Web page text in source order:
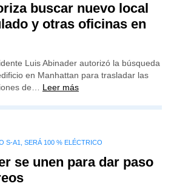
buscar nuevo local
y otras oficinas en
Luis Abinader autorizó la búsqueda
en Manhattan para trasladar las
de… Leer más
S-A1, SERÁ 100 % ELÉCTRICO
se unen para dar paso